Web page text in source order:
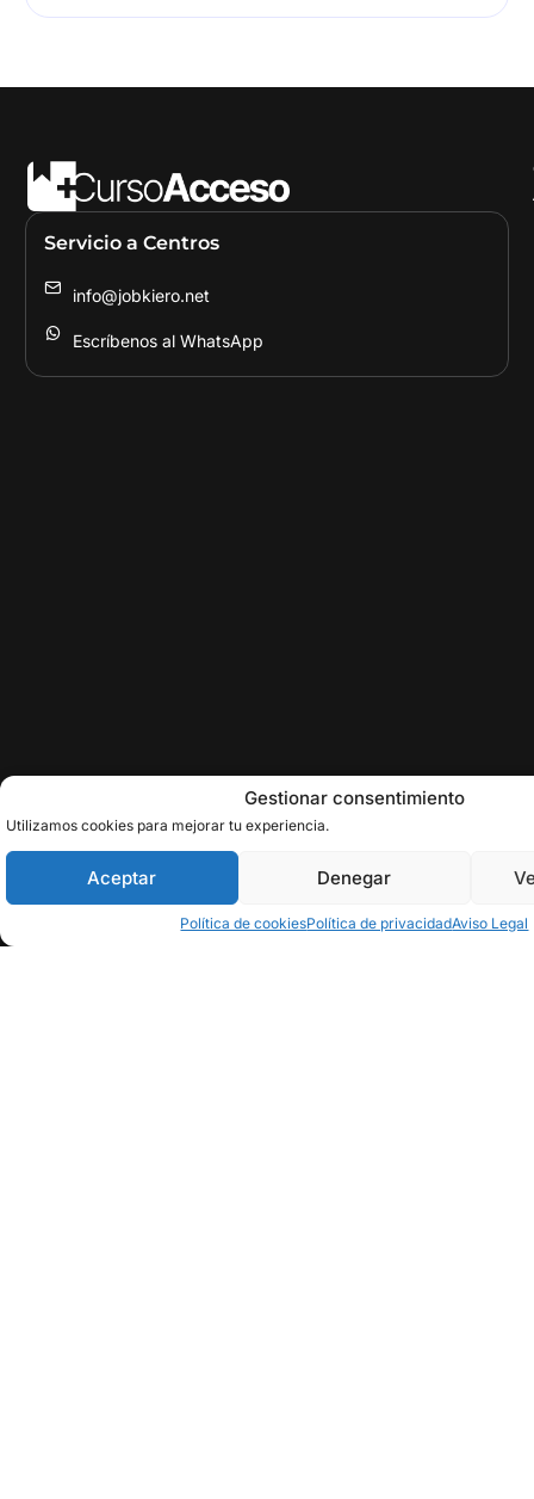
Gestionar consentimiento
Utilizamos cookies para mejorar tu experiencia.
Aceptar Denegar
Política de cookiesPolítica de privacidadAviso Legal
Servicio a Centros
info@jobkiero.net
Escríbenos al WhatsApp